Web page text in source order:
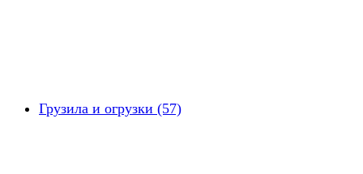
Грузила и огрузки (57)